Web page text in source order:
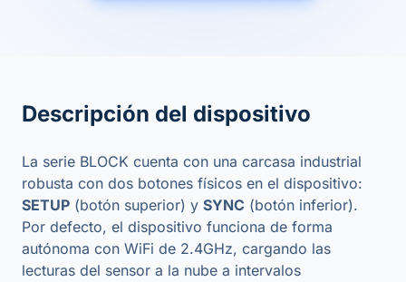
Descripción del dispositivo
La serie BLOCK cuenta con una carcasa industrial
robusta con dos botones físicos en el dispositivo:
SETUP (botón superior) y SYNC (botón inferior).
Por defecto, el dispositivo funciona de forma
autónoma con WiFi de 2.4GHz, cargando las
lecturas del sensor a la nube a intervalos